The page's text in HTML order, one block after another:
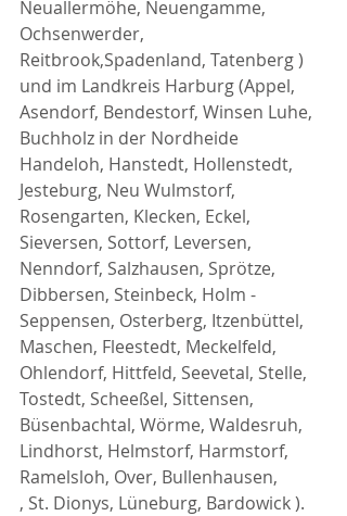
Neuallermöhe, Neuengamme,
Ochsenwerder,
Reitbrook,Spadenland, Tatenberg )
und im Landkreis Harburg (Appel,
Asendorf, Bendestorf, Winsen Luhe,
Buchholz in der Nordheide
Handeloh, Hanstedt, Hollenstedt,
Jesteburg, Neu Wulmstorf,
Rosengarten, Klecken, Eckel,
Sieversen, Sottorf, Leversen,
Nenndorf, Salzhausen, Sprötze,
Dibbersen, Steinbeck, Holm -
Seppensen, Osterberg, Itzenbüttel,
Maschen, Fleestedt, Meckelfeld,
Ohlendorf, Hittfeld, Seevetal, Stelle,
Tostedt, Scheeßel, Sittensen,
Büsenbachtal, Wörme, Waldesruh,
Lindhorst, Helmstorf, Harmstorf,
Ramelsloh, Over, Bullenhausen,
, St. Dionys, Lüneburg, Bardowick ).